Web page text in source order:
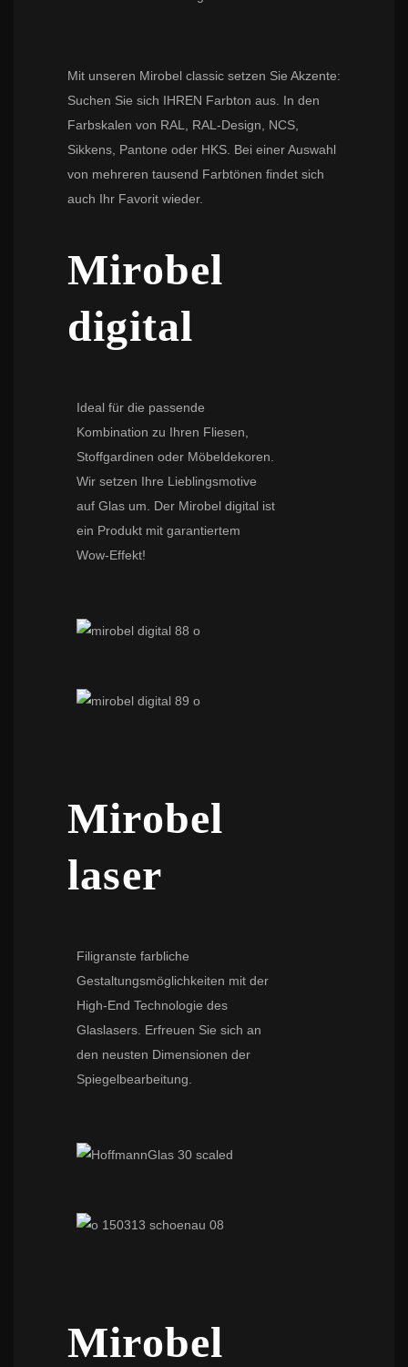
Mit unseren Mirobel classic setzen Sie Akzente:
Suchen Sie sich IHREN Farbton aus. In den
Farbskalen von RAL, RAL-Design, NCS,
Sikkens, Pantone oder HKS. Bei einer Auswahl
von mehreren tausend Farbtönen findet sich
auch Ihr Favorit wieder.
Mirobel
digital
Ideal für die passende
Kombination zu Ihren Fliesen,
Stoffgardinen oder Möbeldekoren.
Wir setzen Ihre Lieblingsmotive
auf Glas um. Der Mirobel digital ist
ein Produkt mit garantiertem
Wow-Effekt!
Mirobel
laser
Filigranste farbliche
Gestaltungsmöglichkeiten mit der
High-End Technologie des
Glaslasers. Erfreuen Sie sich an
den neusten Dimensionen der
Spiegelbearbeitung.
Mirobel